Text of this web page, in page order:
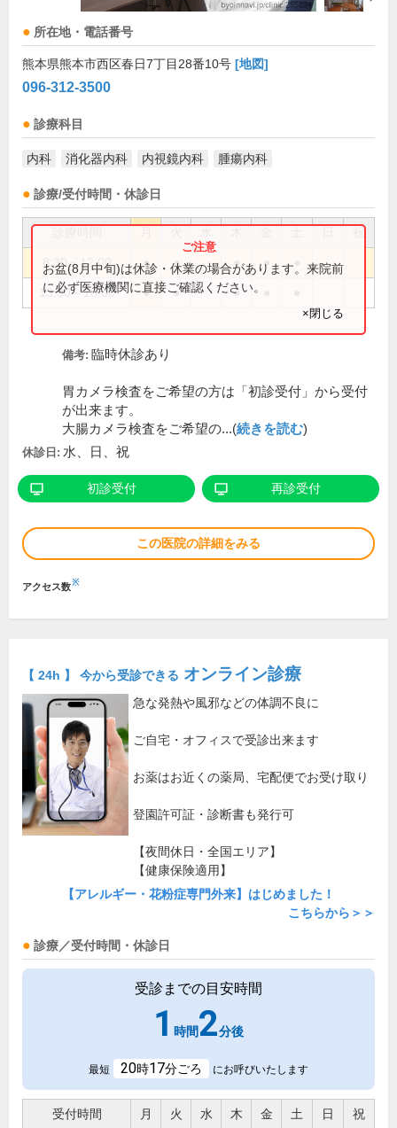
所在地・電話番号
熊本県熊本市西区春日7丁目28番10号 [地図]
096-312-3500
診療科目
内科 消化器内科 内視鏡内科 腫瘍内科
診療/受付時間・休診日
祝
8:30～12:00 ● ● ● ●
13:30～18:00 ● ● ●
お盆(8月中旬)は休診・休業の場合があります。来院前
に必ず医療機関に直接ご確認ください。
×閉じる
備考: 臨時休診あり
胃カメラ検査をご希望の方は「初診受付」から受付
が出来ます。
大腸カメラ検査をご希望の...(続きを読む)
休診日: 水、日、祝
初診受付 再診受付
この医院の詳細をみる
アクセス数※
【 24h 】 今から受診できる オンライン診療
急な発熱や風邪などの体調不良に
ご自宅・オフィスで受診出来ます
お薬はお近くの薬局、宅配便でお受け取り
登園許可証・診断書も発行可
【夜間休日・全国エリア】
【健康保険適用】
【アレルギー・花粉症専門外来】はじめました！
こちらから＞＞
診療／受付時間・休診日
受診までの目安時間
1 時間2分後
最短 20時17分ごろ にお呼びいたします
受付時間 月 火 水 木 金 土 日 祝